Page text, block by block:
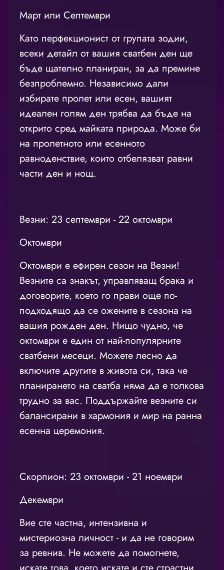
Март или Септември
Като перфекционист от групата зодии,
всеки детайл от вашия сватбен ден ще
бъде щателно планиран, за да премине
безпроблемно. Независимо дали
избирате пролет или есен, вашият
идеален голям ден трябва да бъде на
открито сред майката природа. Може би
на пролетното или есенното
равноденствие, които отбелязват равни
части ден и нощ.
Везни: 23 септември - 22 октомври
Октомври
Октомври е ефирен сезон на Везни!
Везните са знакът, управляващ брака и
договорите, което го прави още по-
подходящо да се ожените в сезона на
вашия рожден ден. Нищо чудно, че
октомври е един от най-популярните
сватбени месеци. Можете лесно да
включите другите в живота си, така че
планирането на сватба няма да е толкова
трудно за вас. Поддържайте везните си
балансирани в хармония и мир на ранна
есенна церемония.
Скорпион: 23 октомври - 21 ноември
Декември
Вие сте частна, интензивна и
мистериозна личност - и да не говорим
за ревнив. Не можете да помогнете,